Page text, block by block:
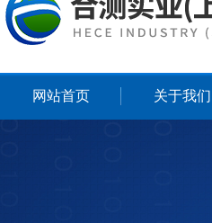
网站首页 关于我们